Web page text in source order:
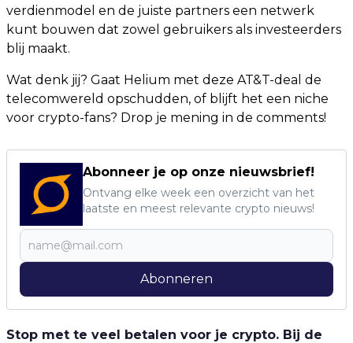
verdienmodel en de juiste partners een netwerk
kunt bouwen dat zowel gebruikers als investeerders
blij maakt.
Wat denk jij? Gaat Helium met deze AT&T-deal de
telecomwereld opschudden, of blijft het een niche
voor crypto-fans? Drop je mening in de comments!
Abonneer je op onze nieuwsbrief!
Ontvang elke week een overzicht van het
laatste en meest relevante crypto nieuws!
Abonneren
Stop met te veel betalen voor je crypto. Bij de